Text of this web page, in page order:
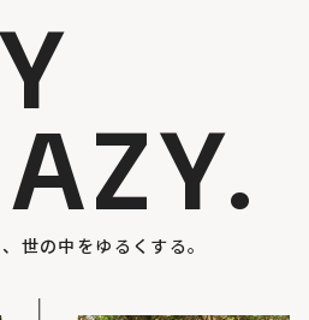
世の中をゆるくする。